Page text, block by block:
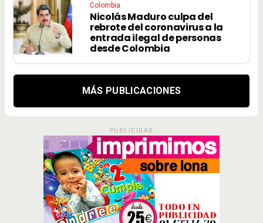
Colombia
Nicolás Maduro culpa del
rebrote del coronavirus a la
entrada ilegal de personas
desde Colombia
MÁS PUBLICACIONES
PUBLICIDAD